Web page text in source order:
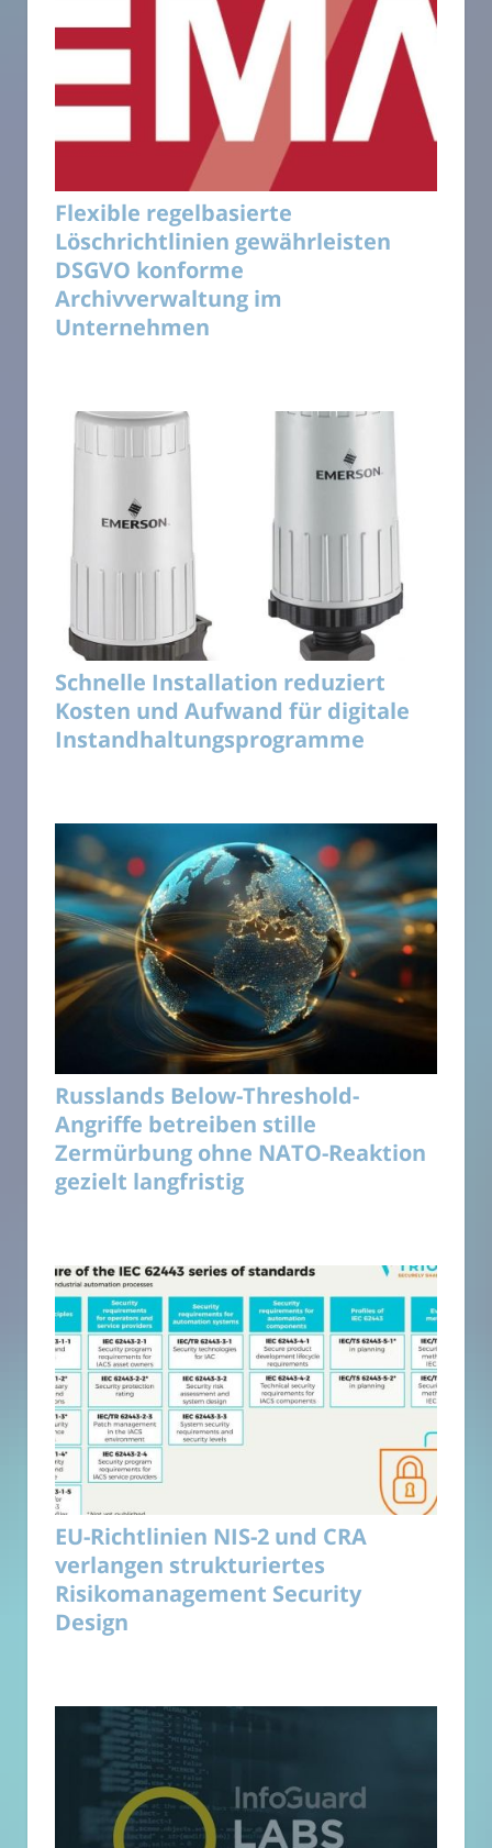
Flexible regelbasierte
Löschrichtlinien gewährleisten
DSGVO konforme
Archivverwaltung im
Unternehmen
Schnelle Installation reduziert
Kosten und Aufwand für digitale
Instandhaltungsprogramme
Russlands Below-Threshold-
Angriffe betreiben stille
Zermürbung ohne NATO-Reaktion
gezielt langfristig
EU-Richtlinien NIS-2 und CRA
verlangen strukturiertes
Risikomanagement Security
Design